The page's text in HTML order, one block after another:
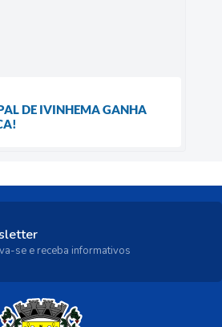
DE IVINHEMA GANHA
se e receba informativos